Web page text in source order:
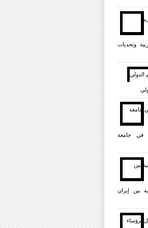
وتحديات
في جامعة
بين إيران